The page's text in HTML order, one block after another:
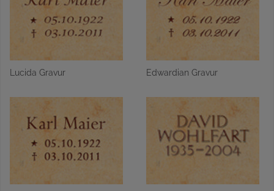
Lucida Gravur Edwardian Gravur